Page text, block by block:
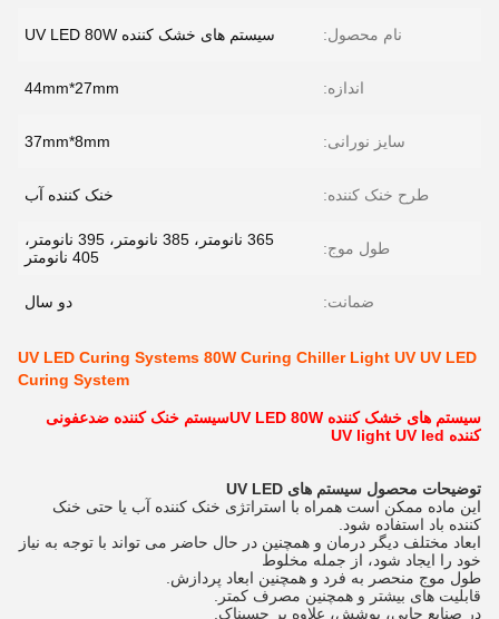
نام محصول: سیستم های خشک کننده UV LED 80W
اندازه: 44mm*27mm
سایز نورانی: 37mm*8mm
طرح خنک کننده: خنک کننده آب
طول موج:
365 نانومتر، 385 نانومتر، 395 نانومتر،
405 نانومتر
ضمانت: دو سال
UV LED Curing Systems 80W Curing Chiller Light UV UV LED
Curing System
سیستم های خشک کننده UV LED 80W
سیستم خنک کننده ضدعفونی
کننده UV light UV led
توضیحات محصول سیستم های UV LED
این ماده ممکن است همراه با استراتژی خنک کننده آب یا حتی خنک
کننده باد استفاده شود.
ابعاد مختلف دیگر درمان و همچنین در حال حاضر می تواند با توجه به نیاز
خود را ایجاد شود، از جمله مخلوط
طول موج منحصر به فرد و همچنین ابعاد پردازش.
قابلیت های بیشتر و همچنین مصرف کمتر.
در صنایع چاپی، پوشش، علاوه بر چسبناک.